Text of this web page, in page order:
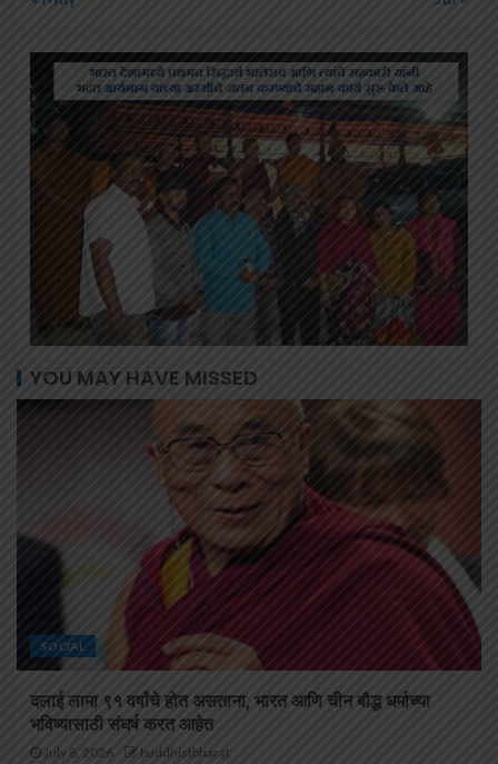
YOU MAY HAVE MISSED
SOCIAL
दलाई लामा ९१ वर्षांचे होत असताना, भारत आणि चीन बौद्ध धर्माच्या
भविष्यासाठी संघर्ष करत आहेत
July 8, 2026 buddhistbharat